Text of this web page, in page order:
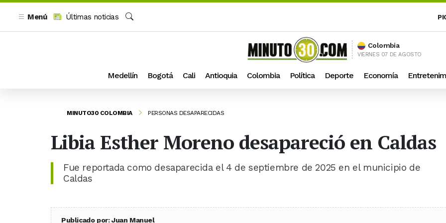
Menú
Últimas noticias
Colombia
VIERNES 07 DE AGOSTO
Medellín Bogotá Cali Antioquia Colombia Política Deporte Economía
MINUTO30 COLOMBIA PERSONAS DESAPARECIDAS
Libia Esther Moreno desapareció en Caldas
Fue reportada como desaparecida el 4 de septiembre de 2025 en el municipio de
Caldas
Publicado por: Juan Manuel